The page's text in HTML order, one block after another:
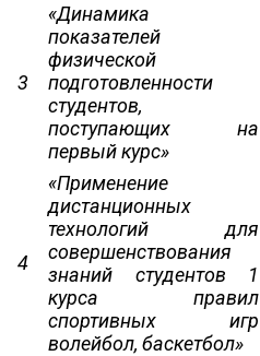
3
«Динамика
показателей
физической
подготовленности
студентов,
поступающих на
первый курс»
4
«Применение
дистанционных
технологий для
совершенствования
знаний студентов 1
курса правил
спортивных игр
волейбол, баскетбол»